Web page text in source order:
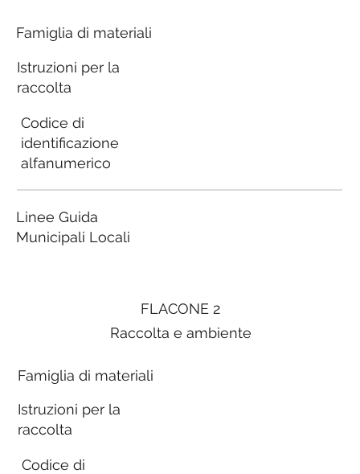
FLACONE 2
Raccolta e ambiente
Famiglia di materiali
Istruzioni per la
raccolta
Codice di
Famiglia di materiali
Istruzioni per la
raccolta
Codice di
identificazione
alfanumerico
Linee Guida
Municipali Locali